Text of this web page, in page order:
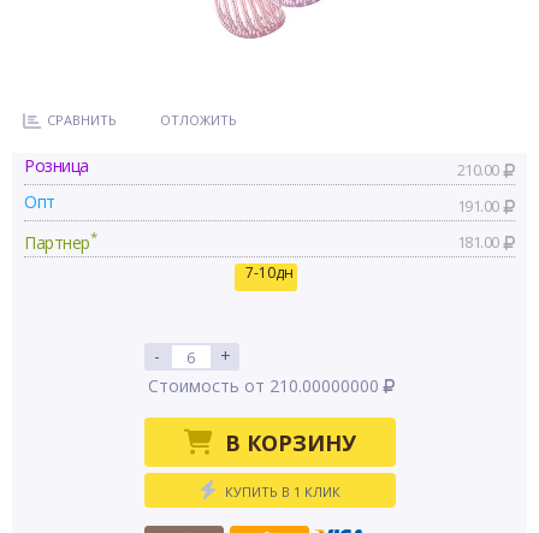
СРАВНИТЬ ОТЛОЖИТЬ
Розница 210.00
Опт 191.00
Партнер* 181.00
7-10дн
-
+
Стоимость от 210.00000000
В КОРЗИНУ
КУПИТЬ В 1 КЛИК